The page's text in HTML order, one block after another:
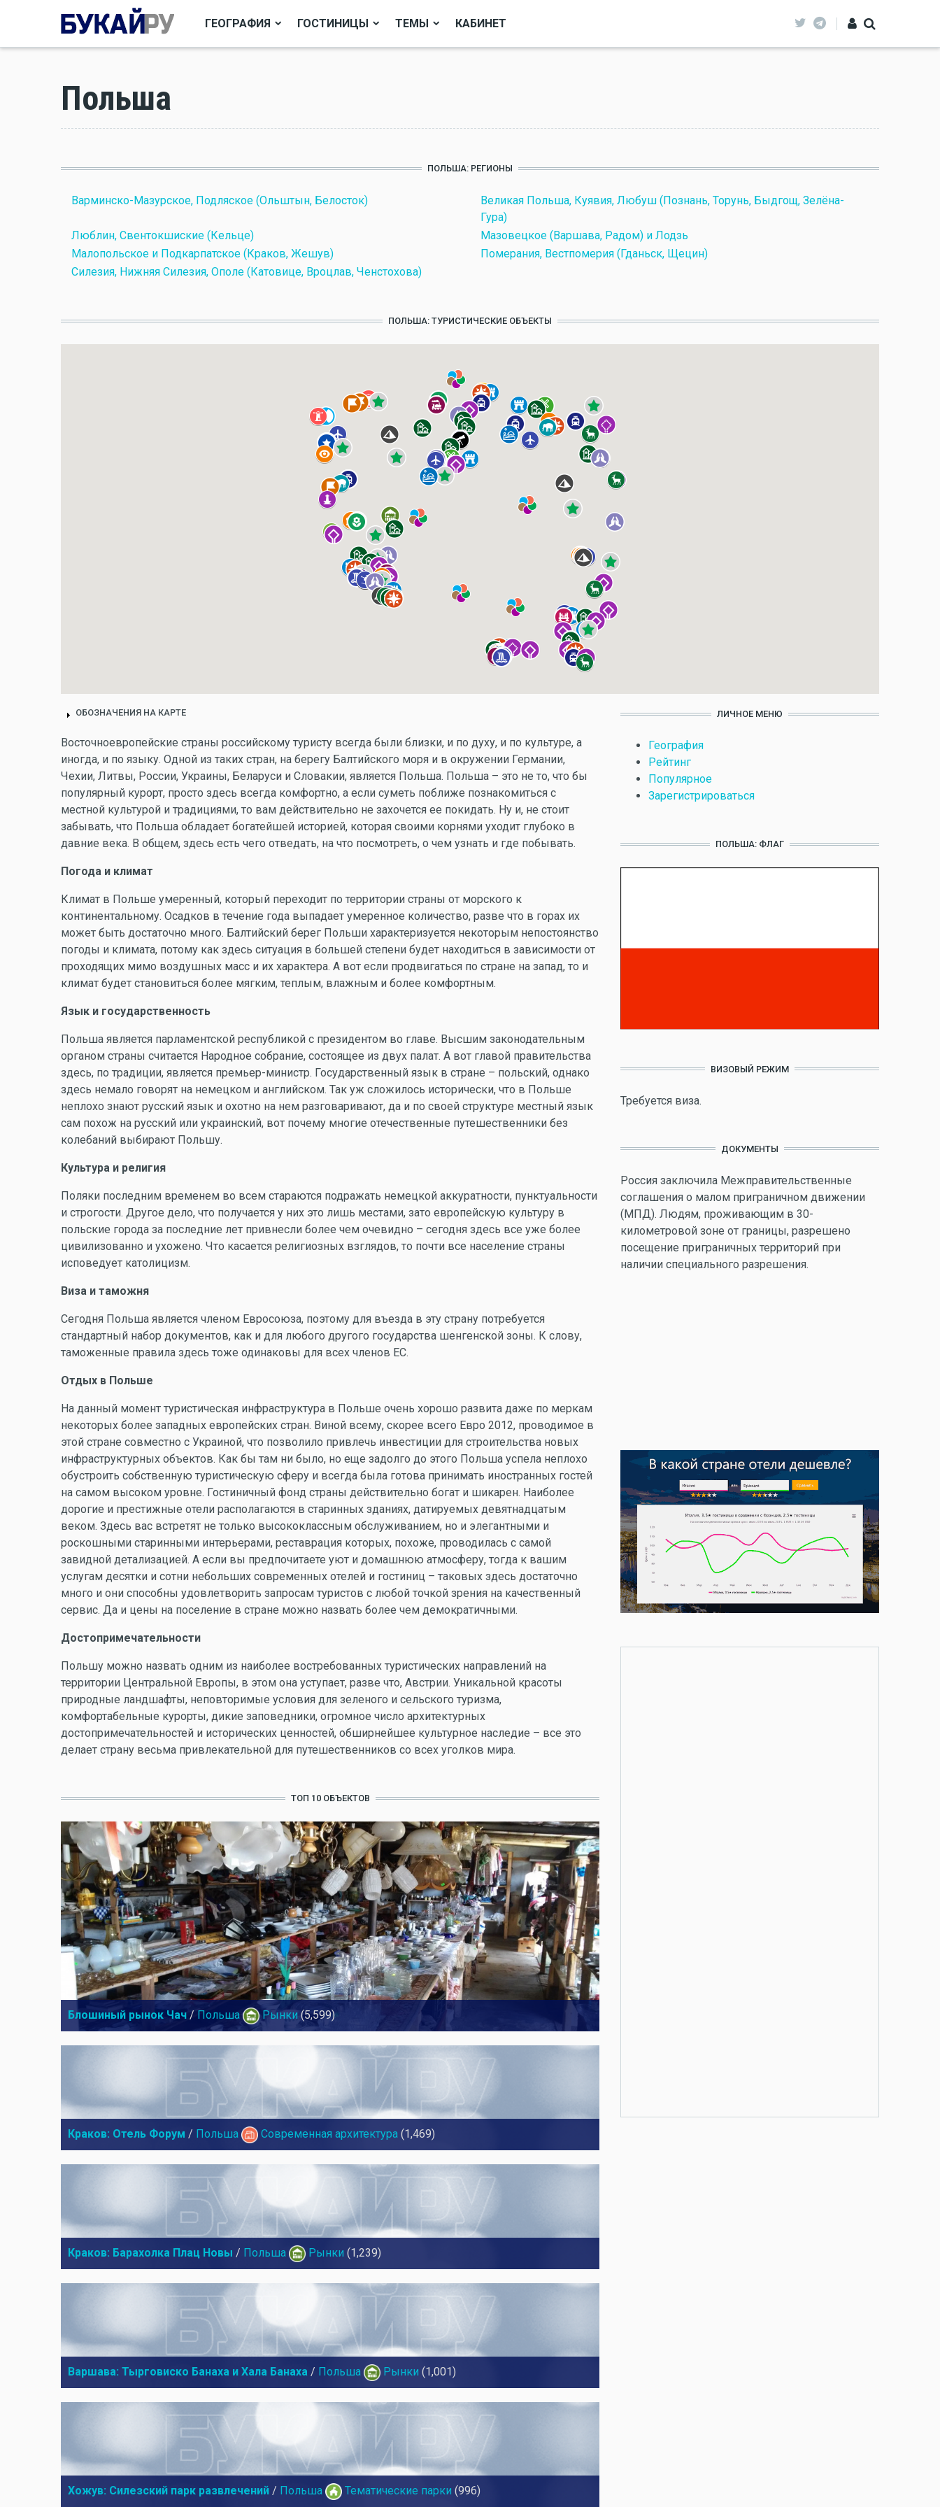
ГЕОГРАФИЯ ГОСТИНИЦЫ ТЕМЫ КАБИНЕТ
Польша
ПОЛЬША: РЕГИОНЫ
Варминско-Мазурское, Подляское (Ольштын, Белосток)
Великая Польша, Куявия, Любуш (Познань, Торунь, Быдгощ, Зелёна-
Гура)
Люблин, Свентокшиские (Кельце)
Мазовецкое (Варшава, Радом) и Лодзь
Малопольское и Подкарпатское (Краков, Жешув)
Померания, Вестпомерия (Гданьск, Щецин)
Силезия, Нижняя Силезия, Ополе (Катовице, Вроцлав, Ченстохова)
ПОЛЬША: ТУРИСТИЧЕСКИЕ ОБЪЕКТЫ
ОБОЗНАЧЕНИЯ НА КАРТЕ
Восточноевропейские страны российскому туристу всегда были близки, и по духу, и по культуре, а
иногда, и по языку. Одной из таких стран, на берегу Балтийского моря и в окружении Германии,
Чехии, Литвы, России, Украины, Беларуси и Словакии, является Польша. Польша – это не то, что бы
популярный курорт, просто здесь всегда комфортно, а если суметь поближе познакомиться с
местной культурой и традициями, то вам действительно не захочется ее покидать. Ну и, не стоит
забывать, что Польша обладает богатейшей историей, которая своими корнями уходит глубоко в
давние века. В общем, здесь есть чего отведать, на что посмотреть, о чем узнать и где побывать.
Погода и климат
Климат в Польше умеренный, который переходит по территории страны от морского к
континентальному. Осадков в течение года выпадает умеренное количество, разве что в горах их
может быть достаточно много. Балтийский берег Польши характеризуется некоторым непостоянство
погоды и климата, потому как здесь ситуация в большей степени будет находиться в зависимости от
проходящих мимо воздушных масс и их характера. А вот если продвигаться по стране на запад, то и
климат будет становиться более мягким, теплым, влажным и более комфортным.
Язык и государственность
Польша является парламентской республикой с президентом во главе. Высшим законодательным
органом страны считается Народное собрание, состоящее из двух палат. А вот главой правительства
здесь, по традиции, является премьер-министр. Государственный язык в стране – польский, однако
здесь немало говорят на немецком и английском. Так уж сложилось исторически, что в Польше
неплохо знают русский язык и охотно на нем разговаривают, да и по своей структуре местный язык
сам похож на русский или украинский, вот почему многие отечественные путешественники без
колебаний выбирают Польшу.
Культура и религия
Поляки последним временем во всем стараются подражать немецкой аккуратности, пунктуальности
и строгости. Другое дело, что получается у них это лишь местами, зато европейскую культуру в
польские города за последние лет привнесли более чем очевидно – сегодня здесь все уже более
цивилизованно и ухожено. Что касается религиозных взглядов, то почти все население страны
исповедует католицизм.
Виза и таможня
Сегодня Польша является членом Евросоюза, поэтому для въезда в эту страну потребуется
стандартный набор документов, как и для любого другого государства шенгенской зоны. К слову,
таможенные правила здесь тоже одинаковы для всех членов ЕС.
Отдых в Польше
На данный момент туристическая инфраструктура в Польше очень хорошо развита даже по меркам
некоторых более западных европейских стран. Виной всему, скорее всего Евро 2012, проводимое в
этой стране совместно с Украиной, что позволило привлечь инвестиции для строительства новых
инфраструктурных объектов. Как бы там ни было, но еще задолго до этого Польша успела неплохо
обустроить собственную туристическую сферу и всегда была готова принимать иностранных гостей
на самом высоком уровне. Гостиничный фонд страны действительно богат и шикарен. Наиболее
дорогие и престижные отели располагаются в старинных зданиях, датируемых девятнадцатым
веком. Здесь вас встретят не только высококлассным обслуживанием, но и элегантными и
роскошными старинными интерьерами, реставрация которых, похоже, проводилась с самой
завидной детализацией. А если вы предпочитаете уют и домашнюю атмосферу, тогда к вашим
услугам десятки и сотни небольших современных отелей и гостиниц – таковых здесь достаточно
много и они способны удовлетворить запросам туристов с любой точкой зрения на качественный
сервис. Да и цены на поселение в стране можно назвать более чем демократичными.
Достопримечательности
Польшу можно назвать одним из наиболее востребованных туристических направлений на
территории Центральной Европы, в этом она уступает, разве что, Австрии. Уникальной красоты
природные ландшафты, неповторимые условия для зеленого и сельского туризма,
комфортабельные курорты, дикие заповедники, огромное число архитектурных
достопримечательностей и исторических ценностей, обширнейшее культурное наследие – все это
делает страну весьма привлекательной для путешественников со всех уголков мира.
ТОП 10 ОБЪЕКТОВ
Блошиный рынок Чач / Польша Рынки (5,599)
Краков: Отель Форум / Польша Современная архитектура (1,469)
Краков: Барахолка Плац Новы / Польша Рынки (1,239)
Варшава: Тырговиско Банаха и Хала Банаха / Польша Рынки (1,001)
Хожув: Силезский парк развлечений / Польша Тематические парки (996)
ЛИЧНОЕ МЕНЮ
География
Рейтинг
Популярное
Зарегистрироваться
ПОЛЬША: ФЛАГ
ВИЗОВЫЙ РЕЖИМ
Требуется виза.
ДОКУМЕНТЫ
Россия заключила Межправительственные
соглашения о малом приграничном движении
(МПД). Людям, проживающим в 30-
километровой зоне от границы, разрешено
посещение приграничных территорий при
наличии специального разрешения.